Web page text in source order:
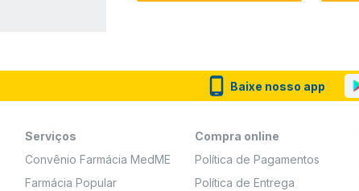
Baixe nosso app
Serviços
Convênio Farmácia MedME
Farmácia Popular
Compra online
Política de Pagamentos
Política de Entrega